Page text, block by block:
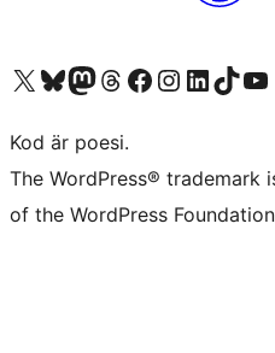
Besök vår X-konto (f.d. Twitter)
Besök vårt Bluesky-konto
Besök vårt Mastodon-konto
Besök vårt Thread-konto
Besök vår Facebook-sidaBesök vårt Instagram-konto
Besök vårt LinkedIn-konto
Besök vårtBesök vår
Kod är poesi.
The WordPress®
of the WordPress